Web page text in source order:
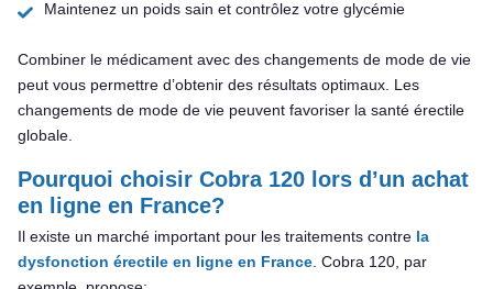
Maintenez un poids sain et contrôlez votre glycémie
Combiner le médicament avec des changements de mode de vie
peut vous permettre d’obtenir des résultats optimaux. Les
changements de mode de vie peuvent favoriser la santé érectile
globale.
Pourquoi choisir Cobra 120 lors d’un achat
en ligne en France?
Il existe un marché important pour les traitements contre la
dysfonction érectile en ligne en France . Cobra 120, par